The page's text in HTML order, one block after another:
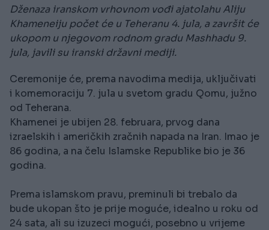
Dženaza iranskom vrhovnom vođi ajatolahu Aliju
Khameneiju počet će u Teheranu 4. jula, a završit će
ukopom u njegovom rodnom gradu Mashhadu 9.
jula, javili su iranski državni mediji.
Ceremonije će, prema navodima medija, uključivati
i komemoraciju 7. jula u svetom gradu Qomu, južno
od Teherana.
Khamenei je ubijen 28. februara, prvog dana
izraelskih i američkih zračnih napada na Iran. Imao je
86 godina, a na čelu Islamske Republike bio je 36
godina.
Prema islamskom pravu, preminuli bi trebalo da
bude ukopan što je prije moguće, idealno u roku od
24 sata, ali su izuzeci mogući, posebno u vrijeme